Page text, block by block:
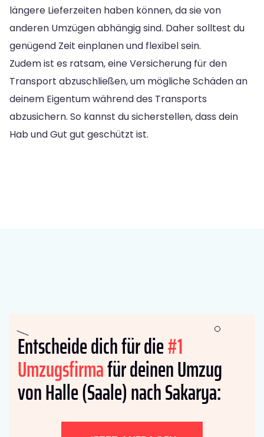
längere Lieferzeiten haben können, da sie von
anderen Umzügen abhängig sind. Daher solltest du
genügend Zeit einplanen und flexibel sein.
Zudem ist es ratsam, eine Versicherung für den
Transport abzuschließen, um mögliche Schäden an
deinem Eigentum während des Transports
abzusichern. So kannst du sicherstellen, dass dein
Hab und Gut gut geschützt ist.
Entscheide dich für die#1
Umzugsfirmafür deinen Umzug
von Halle (Saale) nach Sakarya: